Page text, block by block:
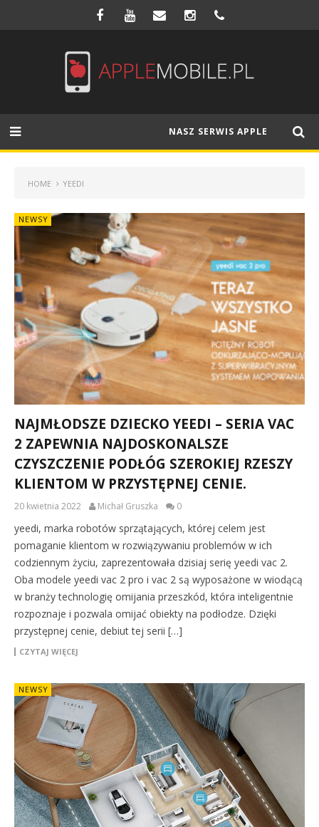
NASZ SERWIS APPLE
HOME YEEDI
NEWSY
NAJMŁODSZE DZIECKO YEEDI – SERIA VAC
2 ZAPEWNIA NAJDOSKONALSZE
CZYSZCZENIE PODŁÓG SZEROKIEJ RZESZY
KLIENTOM W PRZYSTĘPNEJ CENIE.
20 kwietnia 2022 Michał Gruszka 0
yeedi, marka robotów sprzątających, której celem jest
pomaganie klientom w rozwiązywaniu problemów w ich
codziennym życiu, zaprezentowała dzisiaj serię yeedi vac 2.
Oba modele yeedi vac 2 pro i vac 2 są wyposażone w wiodącą
w branży technologię omijania przeszkód, która inteligentnie
rozpoznaje i pozwala omijać obiekty na podłodze. Dzięki
przystępnej cenie, debiut tej serii […]
CZYTAJ WIĘCEJ
NEWSY